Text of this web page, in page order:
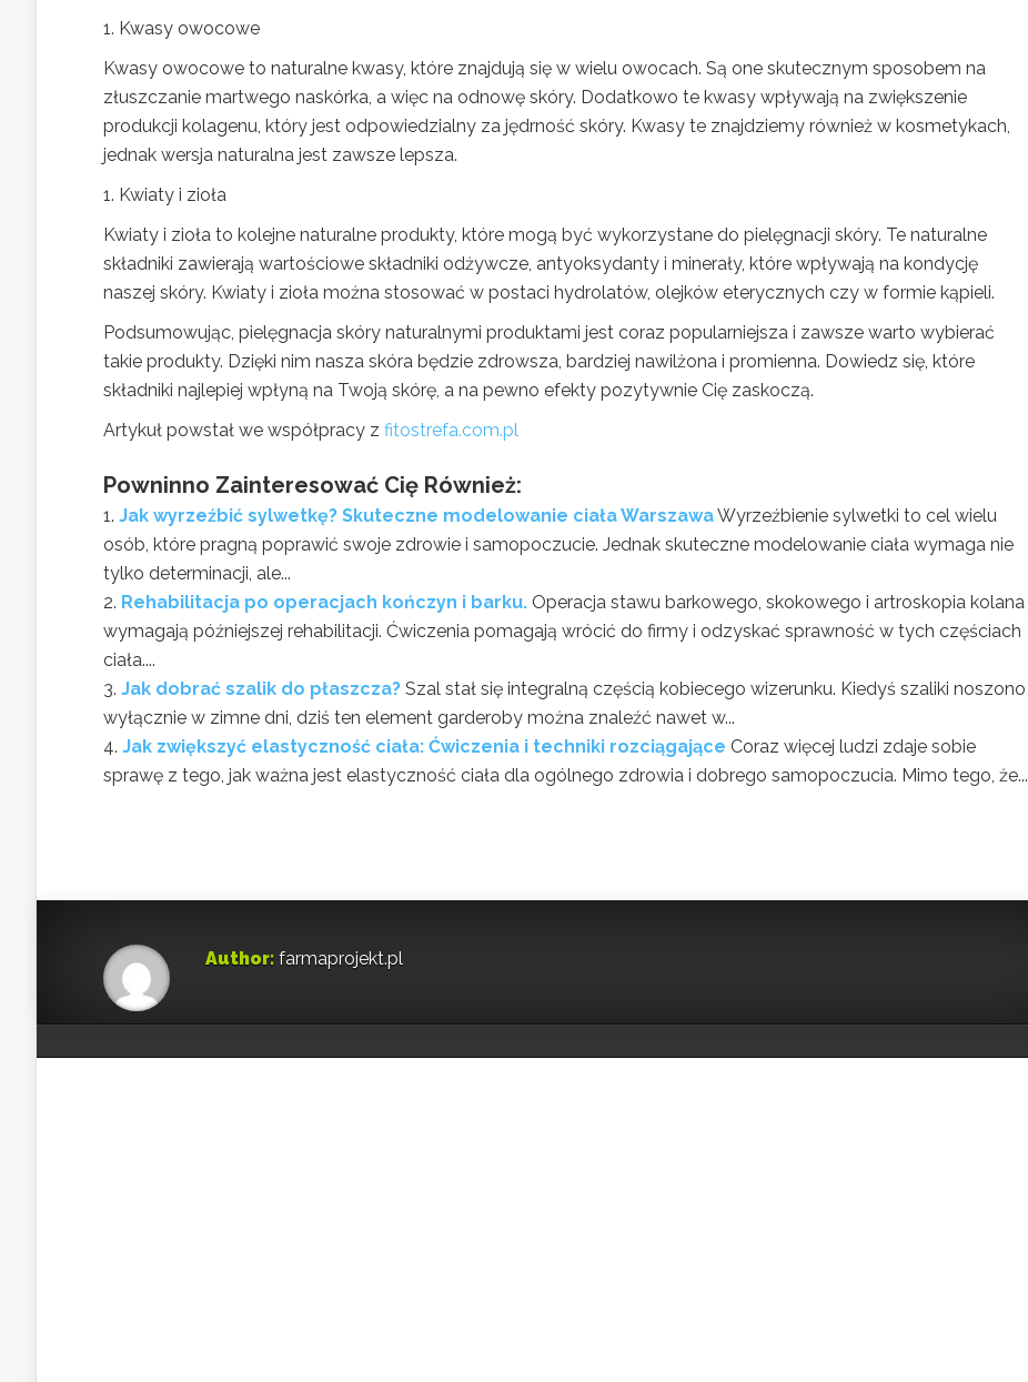
1. Kwasy owocowe
Kwasy owocowe to naturalne kwasy, które znajdują się w wielu owocach. Są one skutecznym sposobem na
złuszczanie martwego naskórka, a więc na odnowę skóry. Dodatkowo te kwasy wpływają na zwiększenie
produkcji kolagenu, który jest odpowiedzialny za jędrność skóry. Kwasy te znajdziemy również w kosmetykach,
jednak wersja naturalna jest zawsze lepsza.
1. Kwiaty i zioła
Kwiaty i zioła to kolejne naturalne produkty, które mogą być wykorzystane do pielęgnacji skóry. Te naturalne
składniki zawierają wartościowe składniki odżywcze, antyoksydanty i minerały, które wpływają na kondycję
naszej skóry. Kwiaty i zioła można stosować w postaci hydrolatów, olejków eterycznych czy w formie kąpieli.
Podsumowując, pielęgnacja skóry naturalnymi produktami jest coraz popularniejsza i zawsze warto wybierać
takie produkty. Dzięki nim nasza skóra będzie zdrowsza, bardziej nawilżona i promienna. Dowiedz się, które
składniki najlepiej wpłyną na Twoją skórę, a na pewno efekty pozytywnie Cię zaskoczą.
Artykuł powstał we współpracy z fitostrefa.com.pl
Powninno Zainteresować Cię Również:
Jak wyrzeźbić sylwetkę? Skuteczne modelowanie ciała WarszawaWyrzeźbienie sylwetki to cel wielu
osób, które pragną poprawić swoje zdrowie i samopoczucie. Jednak skuteczne modelowanie ciała wymaga nie
tylko determinacji, ale...
Rehabilitacja po operacjach kończyn i barku. Operacja stawu barkowego, skokowego i artroskopia kolana
wymagają późniejszej rehabilitacji. Ćwiczenia pomagają wrócić do firmy i odzyskać sprawność w tych częściach
ciała....
Jak dobrać szalik do płaszcza? Szal stał się integralną częścią kobiecego wizerunku. Kiedyś szaliki noszono
wyłącznie w zimne dni, dziś ten element garderoby można znaleźć nawet w...
Jak zwiększyć elastyczność ciała: Ćwiczenia i techniki rozciągające Coraz więcej ludzi zdaje sobie
sprawę z tego, jak ważna jest elastyczność ciała dla ogólnego zdrowia i dobrego samopoczucia. Mimo tego, że...
Author: farmaprojekt.pl